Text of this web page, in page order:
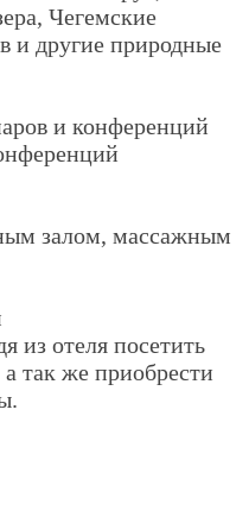
Чегемские
и другие природные
и конференций
залом, массажным
из отеля посетить
так же приобрести